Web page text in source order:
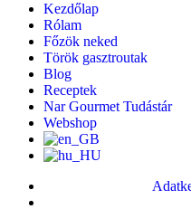
Kezdőlap
Rólam
Főzök neked
Török gasztroutak
Blog
Receptek
Nar Gourmet Tudástár
Webshop